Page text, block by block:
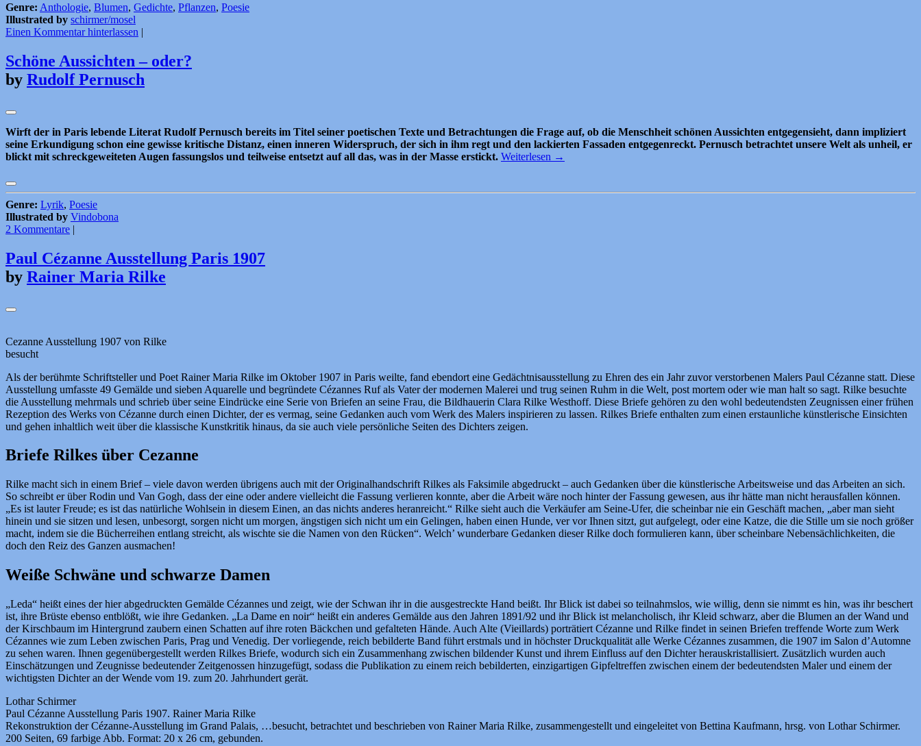
Genre: Anthologie, Blumen, Gedichte, Pflanzen, Poesie
Illustrated by schirmer/mosel
Einen Kommentar hinterlassen |
Schöne Aussichten – oder?
by Rudolf Pernusch
Wirft der in Paris lebende Literat Rudolf Pernusch bereits im Titel seiner poetischen Texte und Betrachtungen die Frage auf, ob die Menschheit schönen Aussichten entgegensieht, dann impliziert
seine Erkundigung schon eine gewisse kritische Distanz, einen inneren Widerspruch, der sich in ihm regt und den lackierten Fassaden entgegenreckt. Pernusch betrachtet unsere Welt als unheil, er
blickt mit schreckgeweiteten Augen fassungslos und teilweise entsetzt auf all das, was in der Masse erstickt. Weiterlesen →
Genre: Lyrik, Poesie
Illustrated by Vindobona
2 Kommentare |
Paul Cézanne Ausstellung Paris 1907
by Rainer Maria Rilke
Cezanne Ausstellung 1907 von Rilke
besucht
Als der berühmte Schriftsteller und Poet Rainer Maria Rilke im Oktober 1907 in Paris weilte, fand ebendort eine Gedächtnisausstellung zu Ehren des ein Jahr zuvor verstorbenen Malers Paul Cézanne statt. Diese
Ausstellung umfasste 49 Gemälde und sieben Aquarelle und begründete Cézannes Ruf als Vater der modernen Malerei und trug seinen Ruhm in die Welt, post mortem oder wie man halt so sagt. Rilke besuchte
die Ausstellung mehrmals und schrieb über seine Eindrücke eine Serie von Briefen an seine Frau, die Bildhauerin Clara Rilke Westhoff. Diese Briefe gehören zu den wohl bedeutendsten Zeugnissen einer frühen
Rezeption des Werks von Cézanne durch einen Dichter, der es vermag, seine Gedanken auch vom Werk des Malers inspirieren zu lassen. Rilkes Briefe enthalten zum einen erstaunliche künstlerische Einsichten
und gehen inhaltlich weit über die klassische Kunstkritik hinaus, da sie auch viele persönliche Seiten des Dichters zeigen.
Briefe Rilkes über Cezanne
Rilke macht sich in einem Brief – viele davon werden übrigens auch mit der Originalhandschrift Rilkes als Faksimile abgedruckt – auch Gedanken über die künstlerische Arbeitsweise und das Arbeiten an sich.
So schreibt er über Rodin und Van Gogh, dass der eine oder andere vielleicht die Fassung verlieren konnte, aber die Arbeit wäre noch hinter der Fassung gewesen, aus ihr hätte man nicht herausfallen können.
„Es ist lauter Freude; es ist das natürliche Wohlsein in diesem Einen, an das nichts anderes heranreicht.“ Rilke sieht auch die Verkäufer am Seine-Ufer, die scheinbar nie ein Geschäft machen, „aber man sieht
hinein und sie sitzen und lesen, unbesorgt, sorgen nicht um morgen, ängstigen sich nicht um ein Gelingen, haben einen Hunde, ver vor Ihnen sitzt, gut aufgelegt, oder eine Katze, die die Stille um sie noch größer
macht, indem sie die Bücherreihen entlang streicht, als wischte sie die Namen von den Rücken“. Welch’ wunderbare Gedanken dieser Rilke doch formulieren kann, über scheinbare Nebensächlichkeiten, die
doch den Reiz des Ganzen ausmachen!
Weiße Schwäne und schwarze Damen
„Leda“ heißt eines der hier abgedruckten Gemälde Cézannes und zeigt, wie der Schwan ihr in die ausgestreckte Hand beißt. Ihr Blick ist dabei so teilnahmslos, wie willig, denn sie nimmt es hin, was ihr beschert
ist, ihre Brüste ebenso entblößt, wie ihre Gedanken. „La Dame en noir“ heißt ein anderes Gemälde aus den Jahren 1891/92 und ihr Blick ist melancholisch, ihr Kleid schwarz, aber die Blumen an der Wand und
der Kirschbaum im Hintergrund zaubern einen Schatten auf ihre roten Bäckchen und gefalteten Hände. Auch Alte (Vieillards) porträtiert Cézanne und Rilke findet in seinen Briefen treffende Worte zum Werk
Cézannes wie zum Leben zwischen Paris, Prag und Venedig. Der vorliegende, reich bebilderte Band führt erstmals und in höchster Druckqualität alle Werke Cézannes zusammen, die 1907 im Salon d’Automne
zu sehen waren. Ihnen gegenübergestellt werden Rilkes Briefe, wodurch sich ein Zusammenhang zwischen bildender Kunst und ihrem Einfluss auf den Dichter herauskristallisiert. Zusätzlich wurden auch
Einschätzungen und Zeugnisse bedeutender Zeitgenossen hinzugefügt, sodass die Publikation zu einem reich bebilderten, einzigartigen Gipfeltreffen zwischen einem der bedeutendsten Maler und einem der
wichtigsten Dichter an der Wende vom 19. zum 20. Jahrhundert gerät.
Lothar Schirmer
Paul Cézanne Ausstellung Paris 1907. Rainer Maria Rilke
Rekonstruktion der Cézanne-Ausstellung im Grand Palais, …besucht, betrachtet und beschrieben von Rainer Maria Rilke, zusammengestellt und eingeleitet von Bettina Kaufmann, hrsg. von Lothar Schirmer.
200 Seiten, 69 farbige Abb. Format: 20 x 26 cm, gebunden.